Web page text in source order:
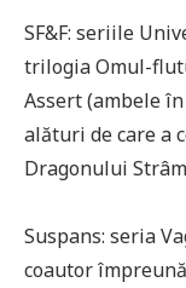
SF&F: seriile
trilogia Omul-
Assert (ambele
alături de care a
Dragonului
Suspans: seria
coautor